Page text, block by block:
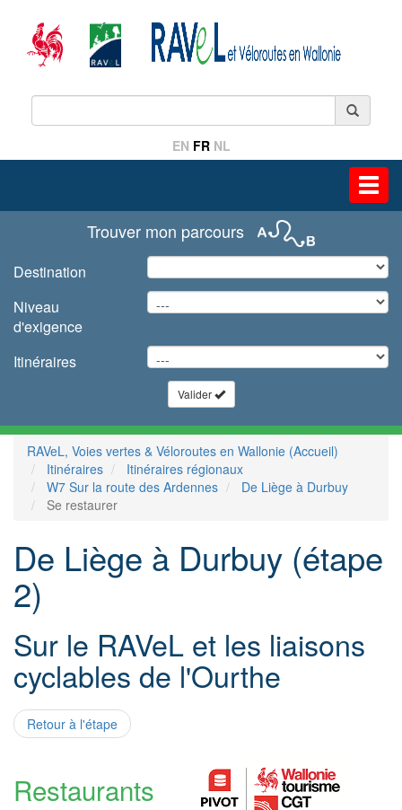
EN FR NL
Trouver mon parcours
Destination
Niveau
d'exigence
Itinéraires
Valider
RAVeL, Voies vertes & Véloroutes en Wallonie (Accueil)
Itinéraires
Itinéraires régionaux
W7 Sur la route des Ardennes
De Liège à Durbuy
Se restaurer
De Liège à Durbuy (étape
2)
Sur le RAVeL et les liaisons
cyclables de l'Ourthe
Retour à l'étape
Restaurants